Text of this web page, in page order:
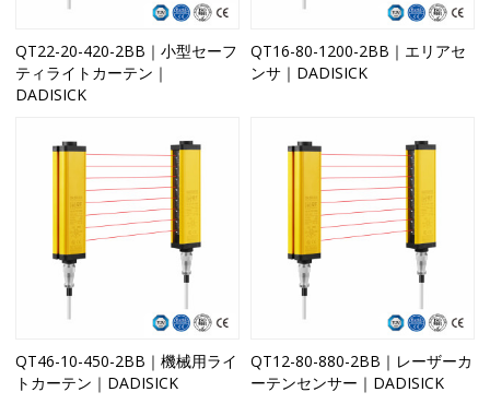
QT22-20-420-2BB｜小型セーフ
ティライトカーテン｜
DADISICK
QT16-80-1200-2BB｜エリアセ
ンサ｜DADISICK
QT46-10-450-2BB｜機械用ライ
トカーテン｜DADISICK
QT12-80-880-2BB｜レーザーカ
ーテンセンサー｜DADISICK